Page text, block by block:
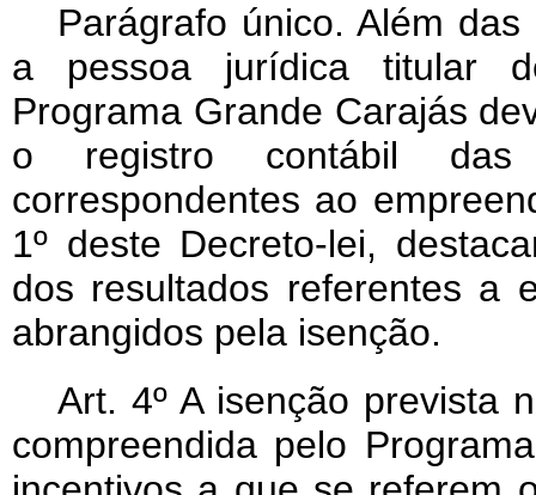
Parágrafo único. Além
a pessoa jurídica titular
Programa Grande Carajás
o registro contábil das
correspondentes ao
1º deste Decreto-lei,
dos resultados referentes a
abrangidos pela isenção.
Art. 4º A isenção prevista
compreendida pelo